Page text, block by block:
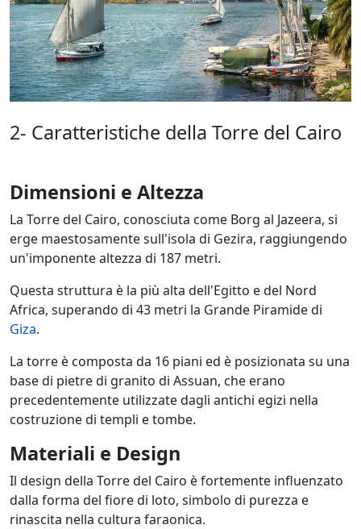
2- Caratteristiche della Torre del Cairo
Dimensioni e Altezza
La Torre del Cairo, conosciuta come Borg al Jazeera, si
erge maestosamente sull'isola di Gezira, raggiungendo
un'imponente altezza di 187 metri.
Questa struttura è la più alta dell'Egitto e del Nord
Africa, superando di 43 metri la Grande Piramide di
Giza.
La torre è composta da 16 piani ed è posizionata su una
base di pietre di granito di Assuan, che erano
precedentemente utilizzate dagli antichi egizi nella
costruzione di templi e tombe.
Materiali e Design
Il design della Torre del Cairo è fortemente influenzato
dalla forma del fiore di loto, simbolo di purezza e
rinascita nella cultura faraonica.